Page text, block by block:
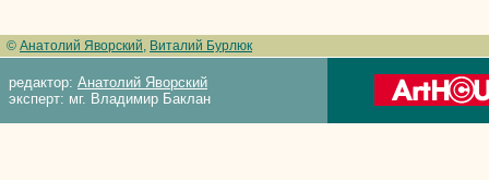
© Анатолий Яворский, Виталий Бурлюк
редактор: Анатолий Яворский
эксперт: мг. Владимир Баклан